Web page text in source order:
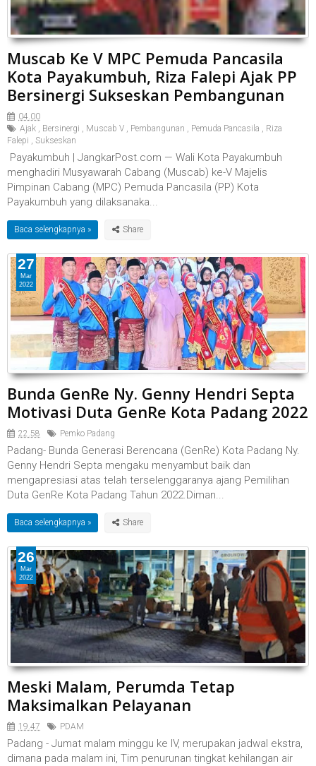
Muscab Ke V MPC Pemuda Pancasila
Kota Payakumbuh, Riza Falepi Ajak PP
Bersinergi Sukseskan Pembangunan
04.00
Ajak , Bersinergi , Muscab V , Pembangunan , Pemuda Pancasila , Riza
Falepi , Sukseskan
Payakumbuh | JangkarPost.com — Wali Kota Payakumbuh
menghadiri Musyawarah Cabang (Muscab) ke-V Majelis
Pimpinan Cabang (MPC) Pemuda Pancasila (PP) Kota
Payakumbuh yang dilaksanaka...
Baca selengkapnya »
Bunda GenRe Ny. Genny Hendri Septa
Motivasi Duta GenRe Kota Padang 2022
22.58 Pemko Padang
Padang- Bunda Generasi Berencana (GenRe) Kota Padang Ny.
Genny Hendri Septa mengaku menyambut baik dan
mengapresiasi atas telah terselenggaranya ajang Pemilihan
Duta GenRe Kota Padang Tahun 2022.Diman...
Baca selengkapnya »
27
Mar
2022
Meski Malam, Perumda Tetap
Maksimalkan Pelayanan
19.47 PDAM
Padang - Jumat malam minggu ke IV, merupakan jadwal ekstra,
dimana pada malam ini, Tim penurunan tingkat kehilangan air
26
Mar
2022